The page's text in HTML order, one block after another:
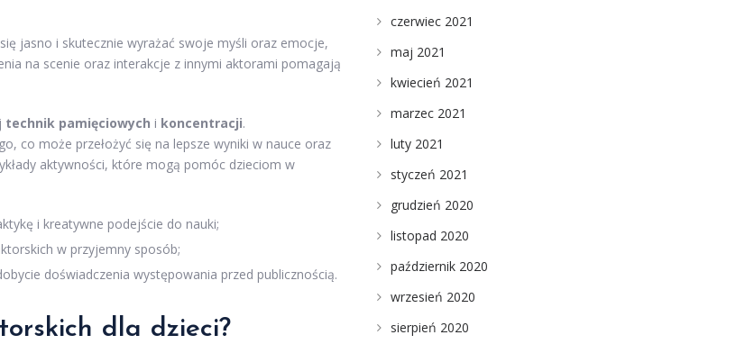
jasno i skutecznie wyrażać swoje myśli oraz emocje,
na scenie oraz interakcje z innymi aktorami pomagają
technik pamięciowych i koncentracji.
co może przełożyć się na lepsze wyniki w nauce oraz
aktywności, które mogą pomóc dzieciom w
i kreatywne podejście do nauki;
w przyjemny sposób;
doświadczenia występowania przed publicznością.
dla dzieci?
czerwiec 2021
maj 2021
kwiecień 2021
marzec 2021
luty 2021
styczeń 2021
grudzień 2020
listopad 2020
październik 2020
wrzesień 2020
sierpień 2020